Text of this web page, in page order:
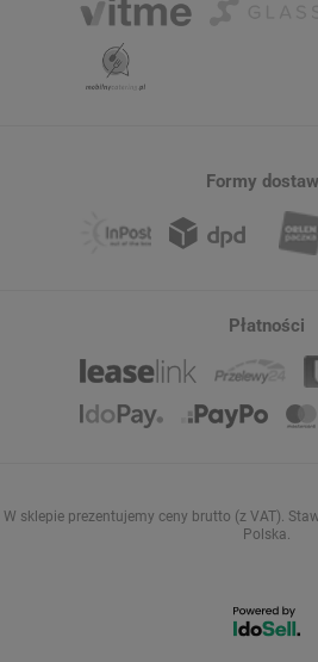
Formy
Płatności
W sklepie prezentujemy ceny brutto (z VAT).
Polska.